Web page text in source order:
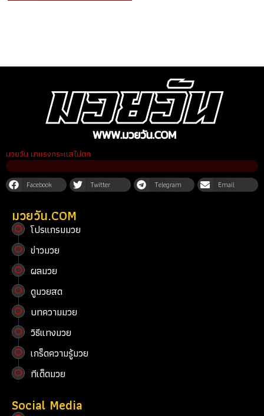
มวยวัน มาแรงกระแสไม่ตก
Facebook Twitter Telegram Email
มวยวัน.COM
โปรแกรมมวย
ข่าวมวย
ผลมวย
ดูมวยสด
บทความมวย
วิธีแทงมวย
เกร็ดความรู้มวย
ทีเด็ดมวย
Social Media